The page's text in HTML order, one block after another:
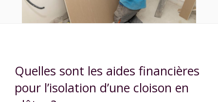
Quelles sont les aides financières
pour l’isolation d’une cloison en